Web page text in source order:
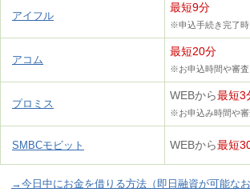
アイフル
最短9分
※申込手続き完了時
アコム
最短20分
※お申込時間や審
プロミス
WEBから最短3
※お申込み時間や
SMBCモビット WEBから最短
→今日中にお金を借りる方法（即日融資が可能な